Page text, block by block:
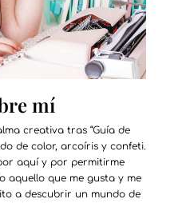
mí
creativa tras “Guía de
de color, arcoíris y confeti.
aquí y por permitirme
aquello que me gusta y me
a descubrir un mundo de